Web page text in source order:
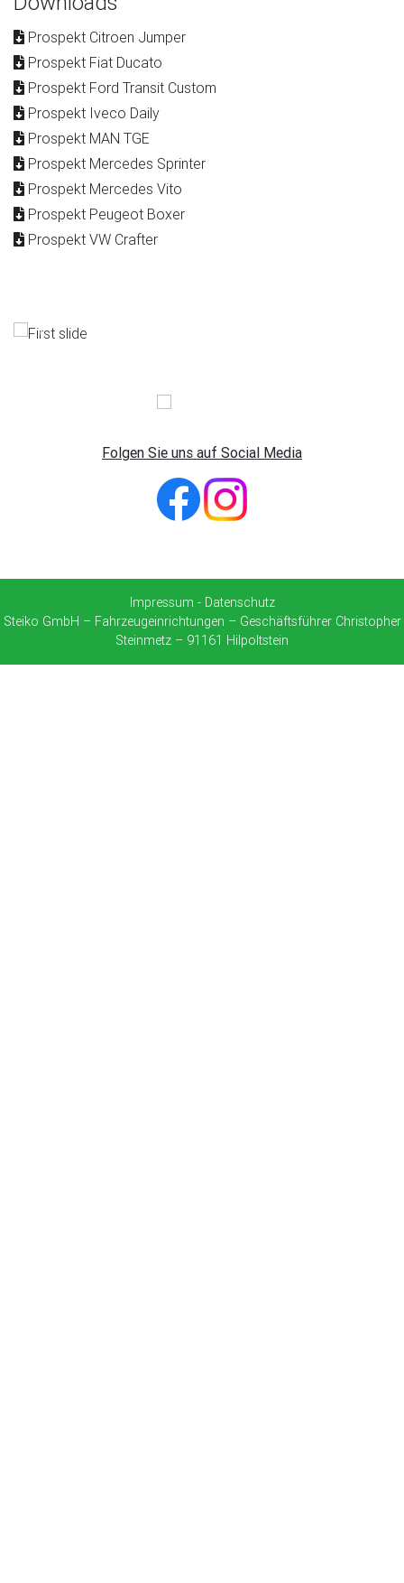
Prospekt Citroen Jumper
Prospekt Fiat Ducato
Prospekt Ford Transit Custom
Prospekt Iveco Daily
Prospekt MAN TGE
Prospekt Mercedes Sprinter
Prospekt Mercedes Vito
Prospekt Peugeot Boxer
Prospekt VW Crafter
Previous
Folgen Sie uns auf Social Media
Impressum - Datenschutz
Steiko GmbH – Fahrzeugeinrichtungen – Geschäftsführer Christopher
Steinmetz – 91161 Hilpoltstein